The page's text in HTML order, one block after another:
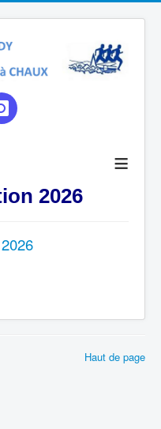
≡
2026
Haut de page